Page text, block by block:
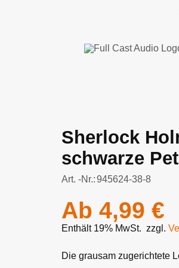
Sherlock
schwarze
Art. -Nr.:945624-38-8
Ab 4,99 €
Enthält 19% MwSt. zzgl.
Die grausam zugerichtete